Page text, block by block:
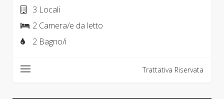
3 Locali
2 Camera/e da letto
2 Bagno/i
Trattativa Riservata